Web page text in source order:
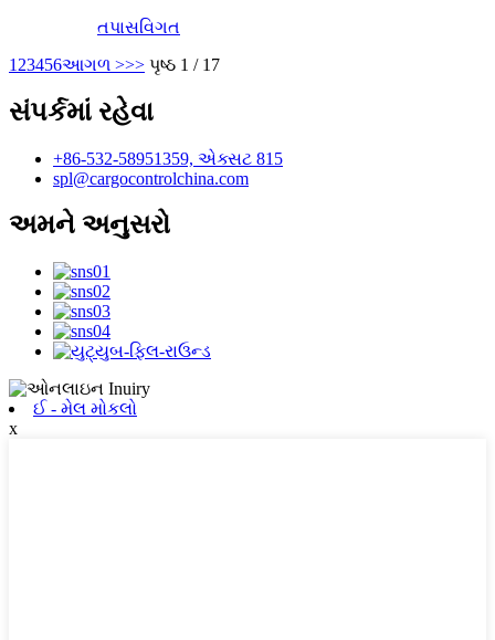
તપાસવિગત
1 23456આગળ >>> પૃષ્ઠ 1 / 17
સંપર્કમાં રહેવા
+86-532-58951359, એક્સટ 815
spl@cargocontrolchina.com
અમને અનુસરો
ઈ - મેલ મોકલો
x